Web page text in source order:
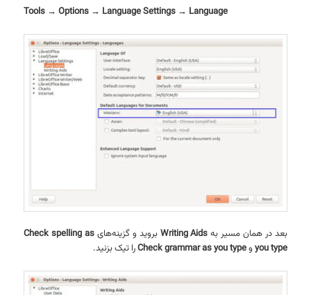
Tools → Options → Language Settings → Language
بعد در همان مسیر به Writing Aids بروید و گزینه‌هایCheck spelling as
you type وCheck grammar as you typeرا تیک بزنید.